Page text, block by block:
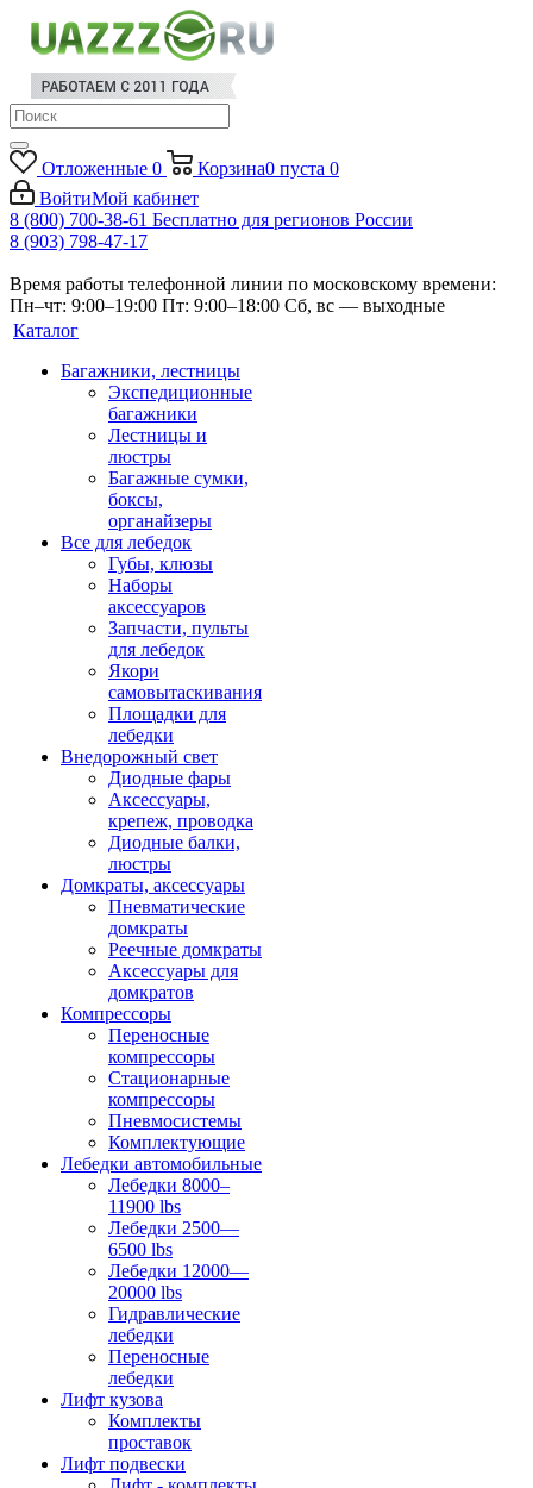
Отложенные 0 Корзина0 пуста 0
ВойтиМой кабинет
8 (800) 700-38-61 Бесплатно для регионов России
8 (903) 798-47-17
Время работы телефонной линии по московскому времени:
Пн–чт: 9:00–19:00 Пт: 9:00–18:00 Сб, вс — выходные
Каталог
Багажники, лестницы
Экспедиционные
багажники
Лестницы и
люстры
Багажные сумки,
боксы,
органайзеры
Все для лебедок
Губы, клюзы
Наборы
аксессуаров
Запчасти, пульты
для лебедок
Якори
самовытаскивания
Площадки для
лебедки
Внедорожный свет
Диодные фары
Аксессуары,
крепеж, проводка
Диодные балки,
люстры
Домкраты, аксессуары
Пневматические
домкраты
Реечные домкраты
Аксессуары для
домкратов
Компрессоры
Переносные
компрессоры
Стационарные
компрессоры
Пневмосистемы
Комплектующие
Лебедки автомобильные
Лебедки 8000–
11900 lbs
Лебедки 2500—
6500 lbs
Лебедки 12000—
20000 lbs
Гидравлические
лебедки
Переносные
лебедки
Лифт кузова
Комплекты
проставок
Лифт подвески